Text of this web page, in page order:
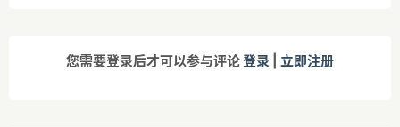
您需要登录后才可以参与评论登录 立即注册